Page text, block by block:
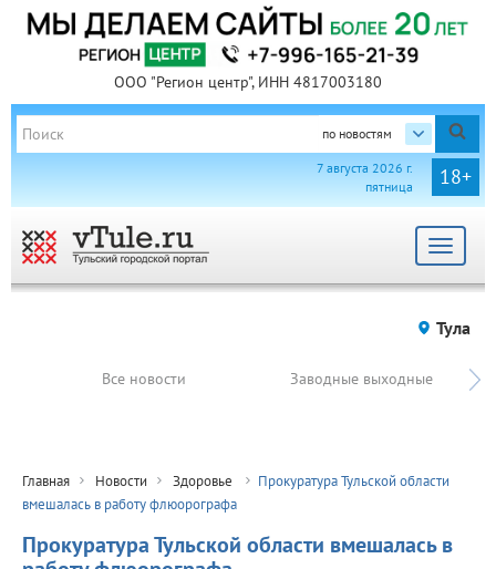
ООО "Регион центр", ИНН 4817003180
по новостям
18+
7 августа 2026 г.
пятница
Toggle
Тула
Все новости Заводные выходные
Главная Новости Здоровье
Прокуратура Тульской области
вмешалась в работу флюорографа
Прокуратура Тульской области вмешалась в